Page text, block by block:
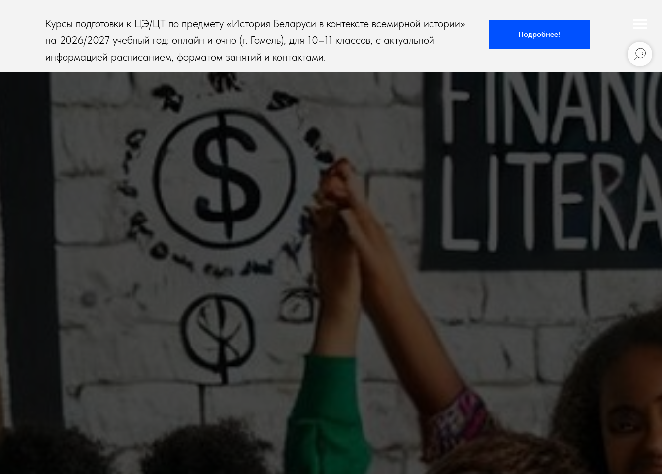
Курсы подготовки к ЦЭ/ЦТ по предмету «История Беларуси в контексте всемирной истории»
на 2026/2027 учебный год: онлайн и очно (г. Гомель), для 10–11 классов, с актуальной
информацией расписанием, форматом занятий и контактами.
Подробнее!